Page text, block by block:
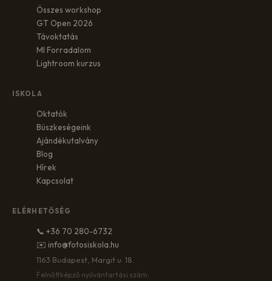
Összes workshop
GT Open 2026
Távoktatás
MI Forradalom
Lightroom kurzus
ISKOLA
Oktatók
Büszkeségeink
Ajándékutalvány
Blog
Hírek
Kapcsolat
ELÉRHETŐSÉG
📞 +36 70 280-6732
✉️ info@fotosiskola.hu
1163 Budapest, Margit u. 18.
Felnőttképző nyilvántartási szám: